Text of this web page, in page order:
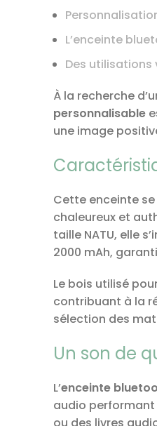
L’enceinte
Des
À la recherche
personnalisable
une image
Cette enceinte
chaleureux et
taille NATU, elle
2000 mAh,
Le bois utilisé
contribuant à la
sélection des
Un son de
L’enceinte
audio performant